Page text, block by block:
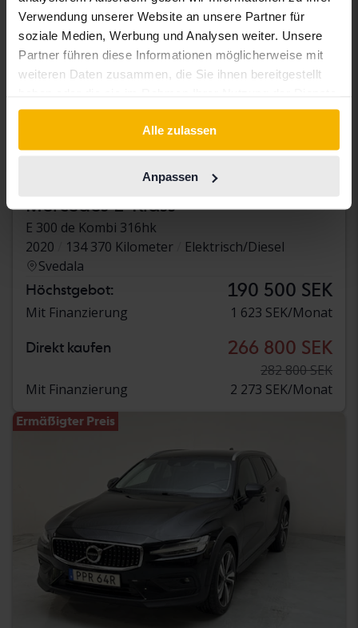
Verwendung unserer Website an unsere Partner für
soziale Medien, Werbung und Analysen weiter. Unsere
Partner führen diese Informationen möglicherweise mit
weiteren Daten zusammen, die Sie ihnen bereitgestellt
gesammelt haben.
Alle zulassen
Anpassen
Mercedes E-Klass
E 300 de Kombi 316hk
2020
134 370 Kilometer
Elektrisch/Diesel
Svedala
Höchstgebot: 190 500 SEK
Mit Finanzierung 1 623 SEK/Monat
Direkt kaufen 266 800 SEK
282 800 SEK
Mit Finanzierung
2 273 SEK/Monat
Ermäßigter Preis